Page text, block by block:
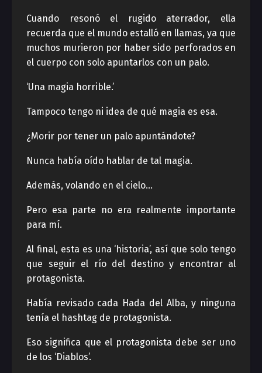
Cuando resonó el rugido aterrador, ella
recuerda que el mundo estalló en llamas, ya que
muchos murieron por haber sido perforados en
el cuerpo con solo apuntarlos con un palo.
‘Una magia horrible.’
Tampoco tengo ni idea de qué magia es esa.
¿Morir por tener un palo apuntándote?
Nunca había oído hablar de tal magia.
Además, volando en el cielo…
Pero esa parte no era realmente importante
para mí.
Al final, esta es una ‘historia’, así que solo tengo
que seguir el río del destino y encontrar al
protagonista.
Había revisado cada Hada del Alba, y ninguna
tenía el hashtag de protagonista.
Eso significa que el protagonista debe ser uno
de los ‘Diablos’.